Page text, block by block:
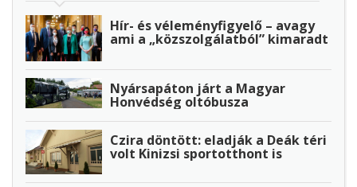
Hír- és véleményfigyelő – avagy
ami a „közszolgálatból” kimaradt
Nyársapáton járt a Magyar
Honvédség oltóbusza
Czira döntött: eladják a Deák téri
volt Kinizsi sportotthont is